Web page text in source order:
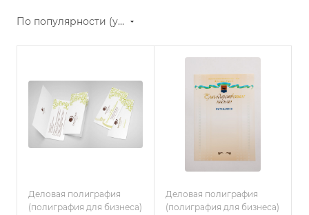
По популярности (убывание)
Деловая полиграфия
(полиграфия для бизнеса)
Деловая полиграфия
(полиграфия для бизнеса)